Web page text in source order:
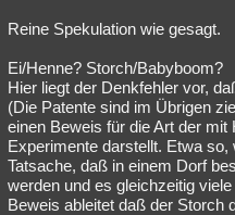
Reine Spekulation wie gesagt.
Ei/Henne? Storch/Babyboom?
Hier liegt der Denkfehler vor,
(Die Patente sind im Übrigen
einen Beweis für die Art der
Experimente darstellt. Etwa
Tatsache, daß in einem Dorf
werden und es gleichzeitig
Beweis ableitet daß der Storch